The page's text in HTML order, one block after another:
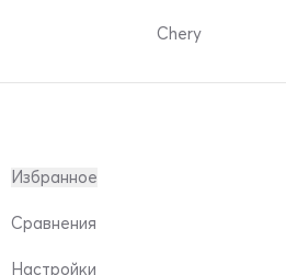
Chery
Избранное
Сравнения
Настройки